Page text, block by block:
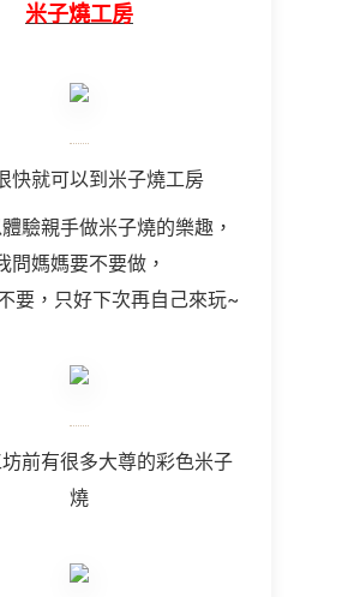
米子燒工房
快就可以到米子燒工房
驗親手做米子燒的樂趣，
問媽媽要不要做，
要，只好下次再自己來玩~
前有很多大尊的彩色米子
燒